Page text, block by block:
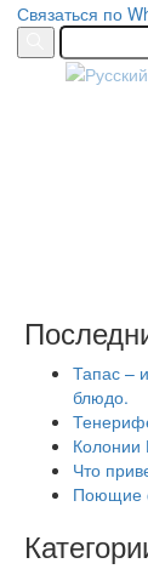
Связаться по
Тапас –
блюдо.
Колонии
Что
Поющие